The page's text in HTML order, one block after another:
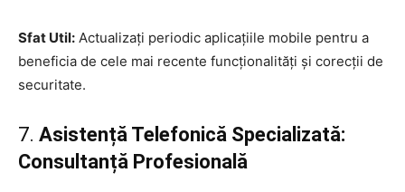
Sfat Util: Actualizați periodic aplicațiile mobile pentru a
beneficia de cele mai recente funcționalități și corecții de
securitate.
7. Asistență Telefonică Specializată:
Consultanță Profesională